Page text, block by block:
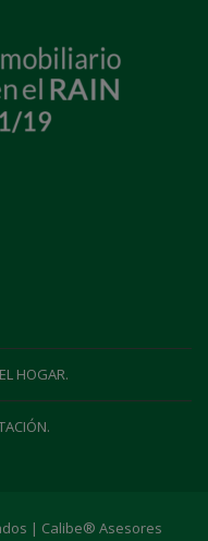
HOGAR.
| Calibe® Asesores